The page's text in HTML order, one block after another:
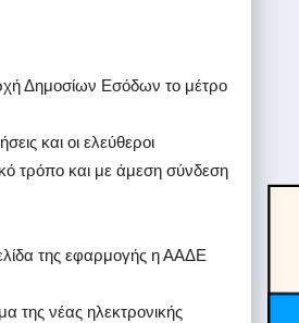
Δημοσίων Εσόδων το μέτρο
και οι ελεύθεροι
τρόπο και με άμεση σύνδεση
της εφαρμογής η ΑΑΔΕ
της νέας ηλεκτρονικής